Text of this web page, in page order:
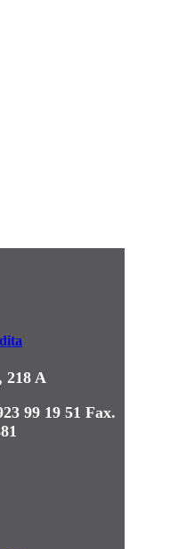
218 A
99 19 51 Fax.